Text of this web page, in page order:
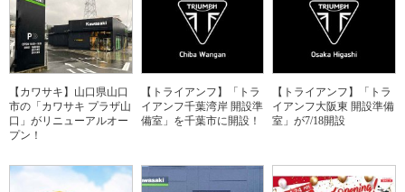
【カワサキ】山口県山口
市の「カワサキ プラザ山
口」がリニューアルオー
プン！
【トライアンフ】「トラ
イアンフ千葉湾岸 開設準
備室」を千葉市に開設！
【トライアンフ】「トラ
イアンフ大阪東 開設準備
室」が7/18開設